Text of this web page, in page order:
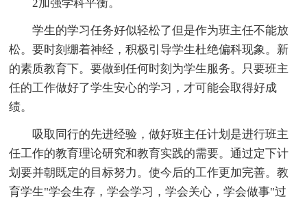
2加强学科平衡。
学生的学习任务好似轻松了但是作为班主任不能放
松。要时刻绷着神经，积极引导学生杜绝偏科现象。新
的素质教育下。要做到任何时刻为学生服务。只要班主
任的工作做好了学生安心的学习，才可能会取得好成
绩。
吸取同行的先进经验，做好班主任计划是进行班主
任工作的教育理论研究和教育实践的需要。通过定下计
划要并朝既定的目标努力。使今后的工作更加完善。教
育学生"学会生存，学会学习，学会关心，学会做事"过